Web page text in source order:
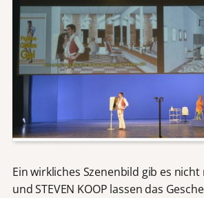
Ein wirkliches Szenenbild gib es
und STEVEN KOOP lassen das